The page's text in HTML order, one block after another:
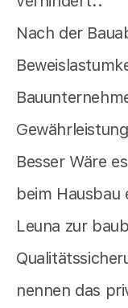
Nach der
Besser Wäre
beim Hausbau
Leuna zur
nennen das